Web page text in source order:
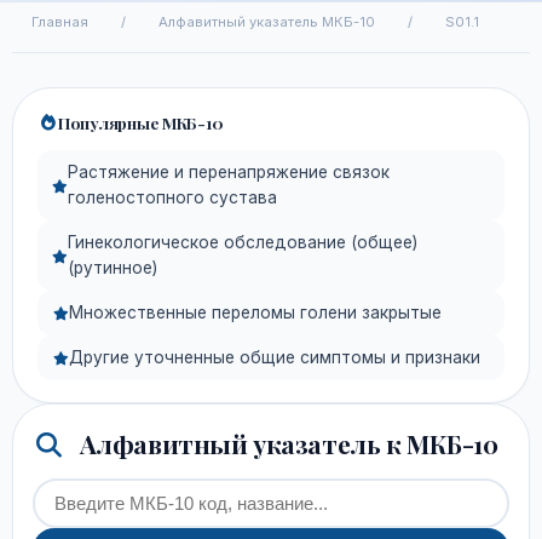
Главная / Алфавитный указатель МКБ-10 / S01.1
Популярные МКБ-10
Растяжение и перенапряжение связок
голеностопного сустава
Гинекологическое обследование (общее)
(рутинное)
Множественные переломы голени закрытые
Другие уточненные общие симптомы и признаки
Алфавитный указатель к МКБ-10